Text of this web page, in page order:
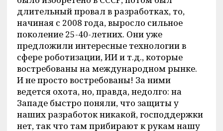
длительный провал в разработках, то,
начиная с 2008 года, выросло сильное
поколение 25-40-летних. Они уже
предложили интересные технологии в
сфере роботизации, ИИ и т.д., которые
востребованы на международном рынке.
И не просто востребованы! За ними
ведется охота, но, правда, недолго: на
Западе быстро поняли, что защиты у
наших разработок никакой, господдержки
нет, так что там прибирают к рукам нашу